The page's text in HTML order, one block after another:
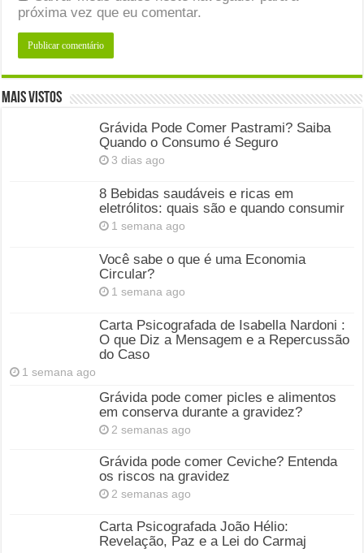
próxima vez que eu comentar.
Mais Vistos
Grávida Pode Comer Pastrami? Saiba
Quando o Consumo é Seguro
3 dias ago
8 Bebidas saudáveis e ricas em
eletrólitos: quais são e quando consumir
1 semana ago
Você sabe o que é uma Economia
Circular?
1 semana ago
Carta Psicografada de Isabella Nardoni :
O que Diz a Mensagem e a Repercussão
do Caso
1 semana ago
Grávida pode comer picles e alimentos
em conserva durante a gravidez?
2 semanas ago
Grávida pode comer Ceviche? Entenda
os riscos na gravidez
2 semanas ago
Carta Psicografada João Hélio:
Revelação, Paz e a Lei do Carmaj